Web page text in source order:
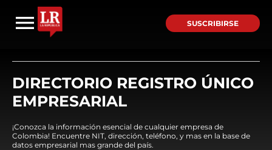
SUSCRIBIRSE
DIRECTORIO REGISTRO ÚNICO
EMPRESARIAL
¡Conozca la información esencial de cualquier empresa de
Colombia! Encuentre NIT, dirección, teléfono, y mas en la base de
datos empresarial mas grande del país.